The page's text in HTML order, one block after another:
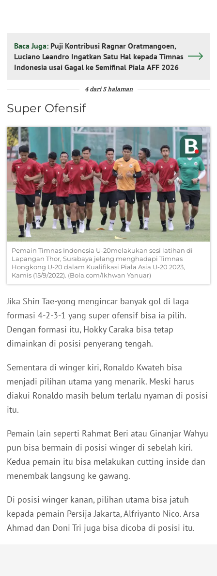
Baca Juga: Puji Kontribusi Ragnar Oratmangoen,
Luciano Leandro Ingatkan Satu Hal kepada Timnas
Indonesia usai Gagal ke Semifinal Piala AFF 2026
4 dari 5 halaman
Super Ofensif
Pemain Timnas Indonesia U-20melakukan sesi latihan di
Lapangan Thor, Surabaya jelang menghadapi Timnas
Hongkong U-20 dalam Kualifikasi Piala Asia U-20 2023,
Kamis (15/9/2022). (Bola.com/Ikhwan Yanuar)
Jika Shin Tae-yong mengincar banyak gol di laga
formasi 4-2-3-1 yang super ofensif bisa ia pilih.
Dengan formasi itu, Hokky Caraka bisa tetap
dimainkan di posisi penyerang tengah.
Sementara di winger kiri, Ronaldo Kwateh bisa
menjadi pilihan utama yang menarik. Meski harus
diakui Ronaldo masih belum terlalu nyaman di posisi
itu.
Pemain lain seperti Rahmat Beri atau Ginanjar Wahyu
pun bisa bermain di posisi winger di sebelah kiri.
Kedua pemain itu bisa melakukan cutting inside dan
menembak langsung ke gawang.
Di posisi winger kanan, pilihan utama bisa jatuh
kepada pemain Persija Jakarta, Alfriyanto Nico. Arsa
Ahmad dan Doni Tri juga bisa dicoba di posisi itu.